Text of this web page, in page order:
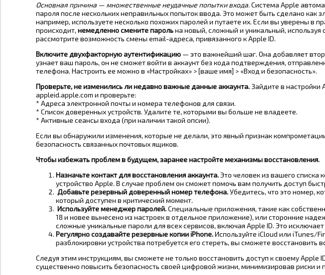
Основная причина — множественные неудачные попытки входа.Система Apple
пароля после нескольких неправильных попыток ввода. Это может быть сделано как
например, используете несколько похожих паролей и путаете их. Если вы уверены в
происходит, немедленно смените парольна новый, сложный и уникальный,
рассмотрите возможность смены email-адреса, привязанного к Apple ID.
Включите двухфакторную аутентификацию — это важнейший шаг. Она добавляет
узнает ваш пароль, он не сможет войти в аккаунт без кода подтверждения,
телефона. Настроить ее можно в «Настройках» > [ваше имя] > «Вход и безопасность».
Проверьте, не изменились ли недавно важные данные аккаунта. Зайдите в настройки
appleid.apple.com и проверьте:
* Адреса электронной почты и номера телефонов для связи.
* Список доверенных устройств. Удалите те, которыми вы больше не владеете.
* Активные сеансы входа (при наличии такой опсии).
Если вы обнаружили изменения, которые не делали, это явный признак
безопасность связанных почтовых ящиков.
Чтобы избежать проблем в будущем, заранее настройте механизмы восстановления.
Назначьте контакт для восстановления аккаунта.Это человек из вашего списка
устройство Apple. В случае проблем он сможет помочь вам получить доступ
Добавьте резервный доверенный номер телефона.Убедитесь, что это номер,
который доступен в критический момент.
Используйте менеджер паролей.Специальные приложения, такие как
18 и новее вынесено из настроек в отдельное приложение), или сторонние
сложные уникальные пароли для всех сервисов, включая Apple ID. Это
Регулярно создавайте резервные копии iPhone.Используйте iCloud или iTunes/
разблокировки устройства потребуется его стереть, вы сможете восстановить
Следуя этим инструкциям, вы сможете не только восстановить доступ к своему Apple
существенно повысить безопасность своей цифровой жизни, минимизировав риски